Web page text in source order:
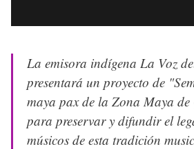
La emisora indígena La Voz
presentará un proyecto de
maya pax de la Zona Maya
para preservar y difundir el
músicos de esta tradición